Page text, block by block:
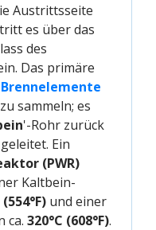
Austrittsseite
es über das
des
Das primäre
Brennelemente
zu sammeln; es
'-Rohr zurück
geleitet. Ein
(PWR)
Kaltbein-
(554°F) und einer
ca. 320°C (608°F).